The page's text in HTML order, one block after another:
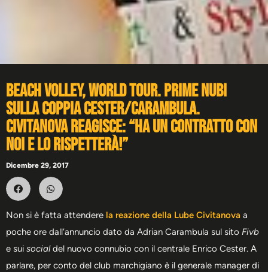
Beach volley, World Tour. Prime nubi
sulla coppia Cester/Carambula.
Civitanova reagisce: “Ha un contratto con
noi e lo rispetterà!”
Dicembre 29, 2017
Non si è fatta attendere la reazione della Lube Civitanova a
poche ore dall’annuncio dato da Adrian Carambula sul sito Fivb
e sui socialdel nuovo connubio con il centrale Enrico Cester. A
parlare, per conto del club marchigiano è il generale manager di